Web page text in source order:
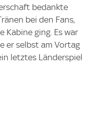
bedankte
bei den Fans,
Kabine ging. Es war
er selbst am Vortag
letztes Länderspiel